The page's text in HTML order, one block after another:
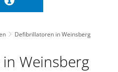
Defibrillatoren in Weinsberg
Weinsberg